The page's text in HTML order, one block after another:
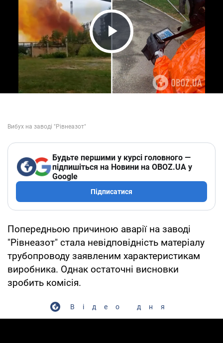
Play Video
Будьте першими у курсі головного —
підпишіться на Новини на OBOZ.UA у
Google
Підписатися
Попередньою причиною аварії на заводі
"Рівнеазот" стала невідповідність матеріалу
трубопроводу заявленим характеристикам
виробника. Однак остаточні висновки
зробить комісія.
Відео дня